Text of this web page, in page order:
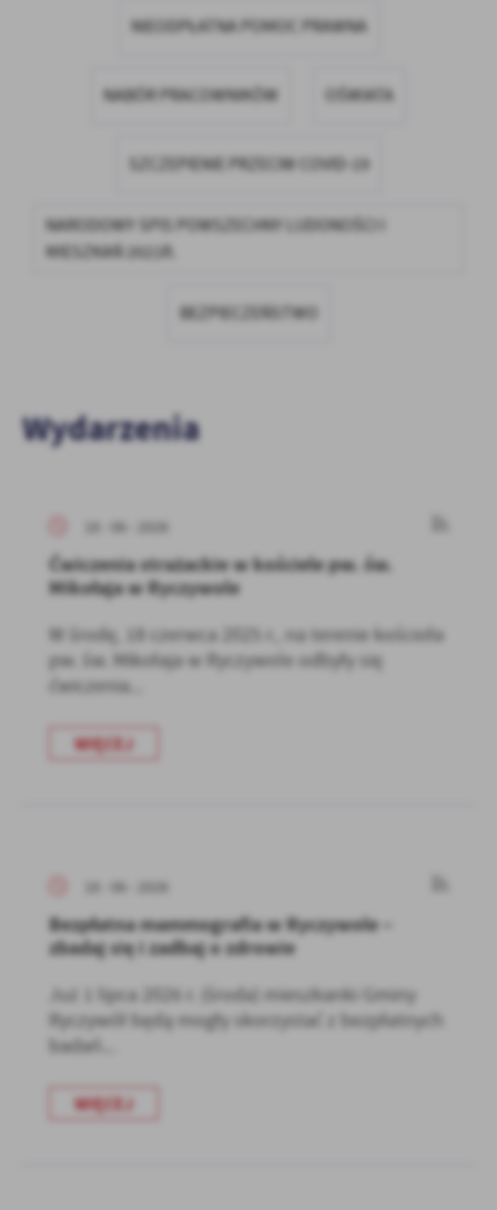
firm będących naszymi partnerami oraz innych dostawców usług.
Firmy te działają w charakterze pośredników prezentujących nasze
społecznościowych.
NIEODPŁATNA POMOC PRAWNA
NABÓR PRACOWNIKÓW OŚWIATA
SZCZEPIENIE PRZECIW COVID-19
NARODOWY SPIS POWSZECHNY LUDONOŚCI I
MIESZKAŃ 2021R.
BEZPIECZEŃSTWO
Wydarzenia
18 - 06 - 2026
Ćwiczenia strażackie w kościele pw. św.
Mikołaja w Ryczywole
W środę, 18 czerwca 2025 r., na terenie kościoła
pw. św. Mikołaja w Ryczywole odbyły się
ćwiczenia...
WIĘCEJ
18 - 06 - 2026
Bezpłatna mammografia w Ryczywole –
zbadaj się i zadbaj o zdrowie
Już 1 lipca 2026 r. (środa) mieszkanki Gminy
Ryczywół będą mogły skorzystać z bezpłatnych
badań...
WIĘCEJ